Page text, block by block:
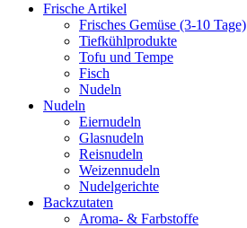
Frische Artikel
Frisches Gemüse (3-10 Tage)
Tiefkühlprodukte
Tofu und Tempe
Fisch
Nudeln
Nudeln
Eiernudeln
Glasnudeln
Reisnudeln
Weizennudeln
Nudelgerichte
Backzutaten
Aroma- & Farbstoffe